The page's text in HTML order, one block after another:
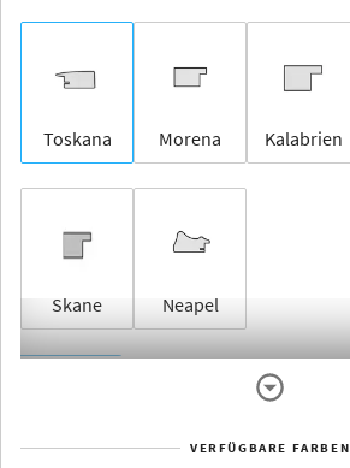
Toskana Morena Kalabrien
Skane Neapel
VERFÜGBARE FARBEN